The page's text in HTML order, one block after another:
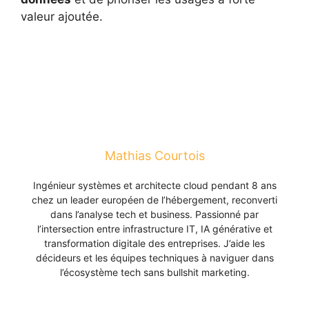
valeur ajoutée.
Mathias Courtois
Ingénieur systèmes et architecte cloud pendant 8 ans
chez un leader européen de l’hébergement, reconverti
dans l’analyse tech et business. Passionné par
l’intersection entre infrastructure IT, IA générative et
transformation digitale des entreprises. J’aide les
décideurs et les équipes techniques à naviguer dans
l’écosystème tech sans bullshit marketing.